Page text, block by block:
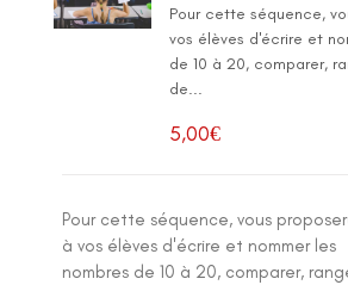
Pour cette séquence,
vos élèves d'écrire et
de 10 à 20, comparer,
de...
5,00€
Pour cette séquence, vous
à vos élèves d'écrire et nommer les
nombres de 10 à 20, comparer,